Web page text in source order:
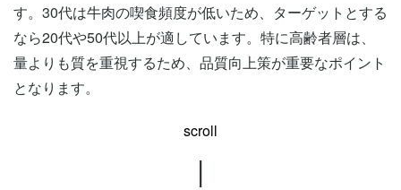
す。30代は牛肉の喫食頻度が低いため、ターゲットとする
なら20代や50代以上が適しています。特に高齢者層は、
量よりも質を重視するため、品質向上策が重要なポイント
となります。
scroll
|